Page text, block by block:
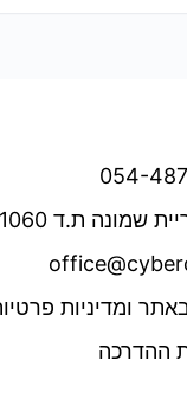
שמונה ת.ד 1060
ומדיניות
ההדרכה